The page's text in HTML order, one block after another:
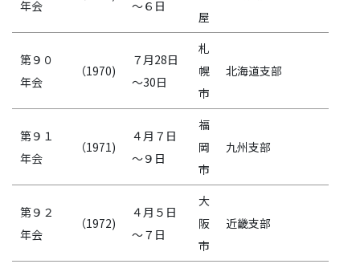
年会
～６日
屋
第９０
年会
（1970)
７月28日
～30日
札
幌
市
北海道支部
第９１
年会
（1971)
４月７日
～９日
福
岡
市
九州支部
第９２
年会
（1972)
４月５日
～７日
大
阪
市
近畿支部